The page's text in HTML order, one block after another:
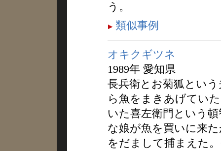
う。
類似事例
オキクギツネ
1989年 愛知県
長兵衛とお菊狐とい
ら魚をまきあげてい
いた喜左衛門という
な娘が魚を買いに来
をだまして捕まえた